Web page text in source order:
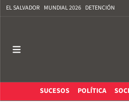
EL SALVADOR MUNDIAL 2026 DETENCIÓN
SUCESOS POLÍTICA